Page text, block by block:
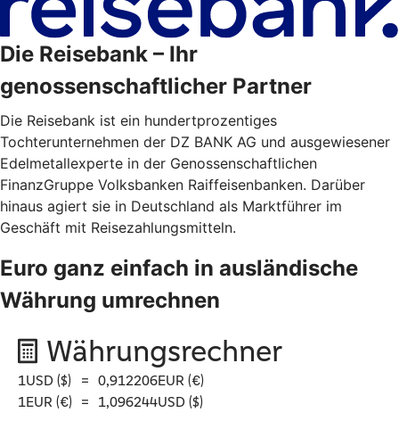
Die Reisebank – Ihr
genossenschaftlicher Partner
Die Reisebank ist ein hundertprozentiges
Tochterunternehmen der DZ BANK AG und ausgewiesener
Edelmetallexperte in der Genossenschaftlichen
FinanzGruppe Volksbanken Raiffeisenbanken. Darüber
hinaus agiert sie in Deutschland als Marktführer im
Geschäft mit Reisezahlungsmitteln.
Euro ganz einfach in ausländische
Währung umrechnen